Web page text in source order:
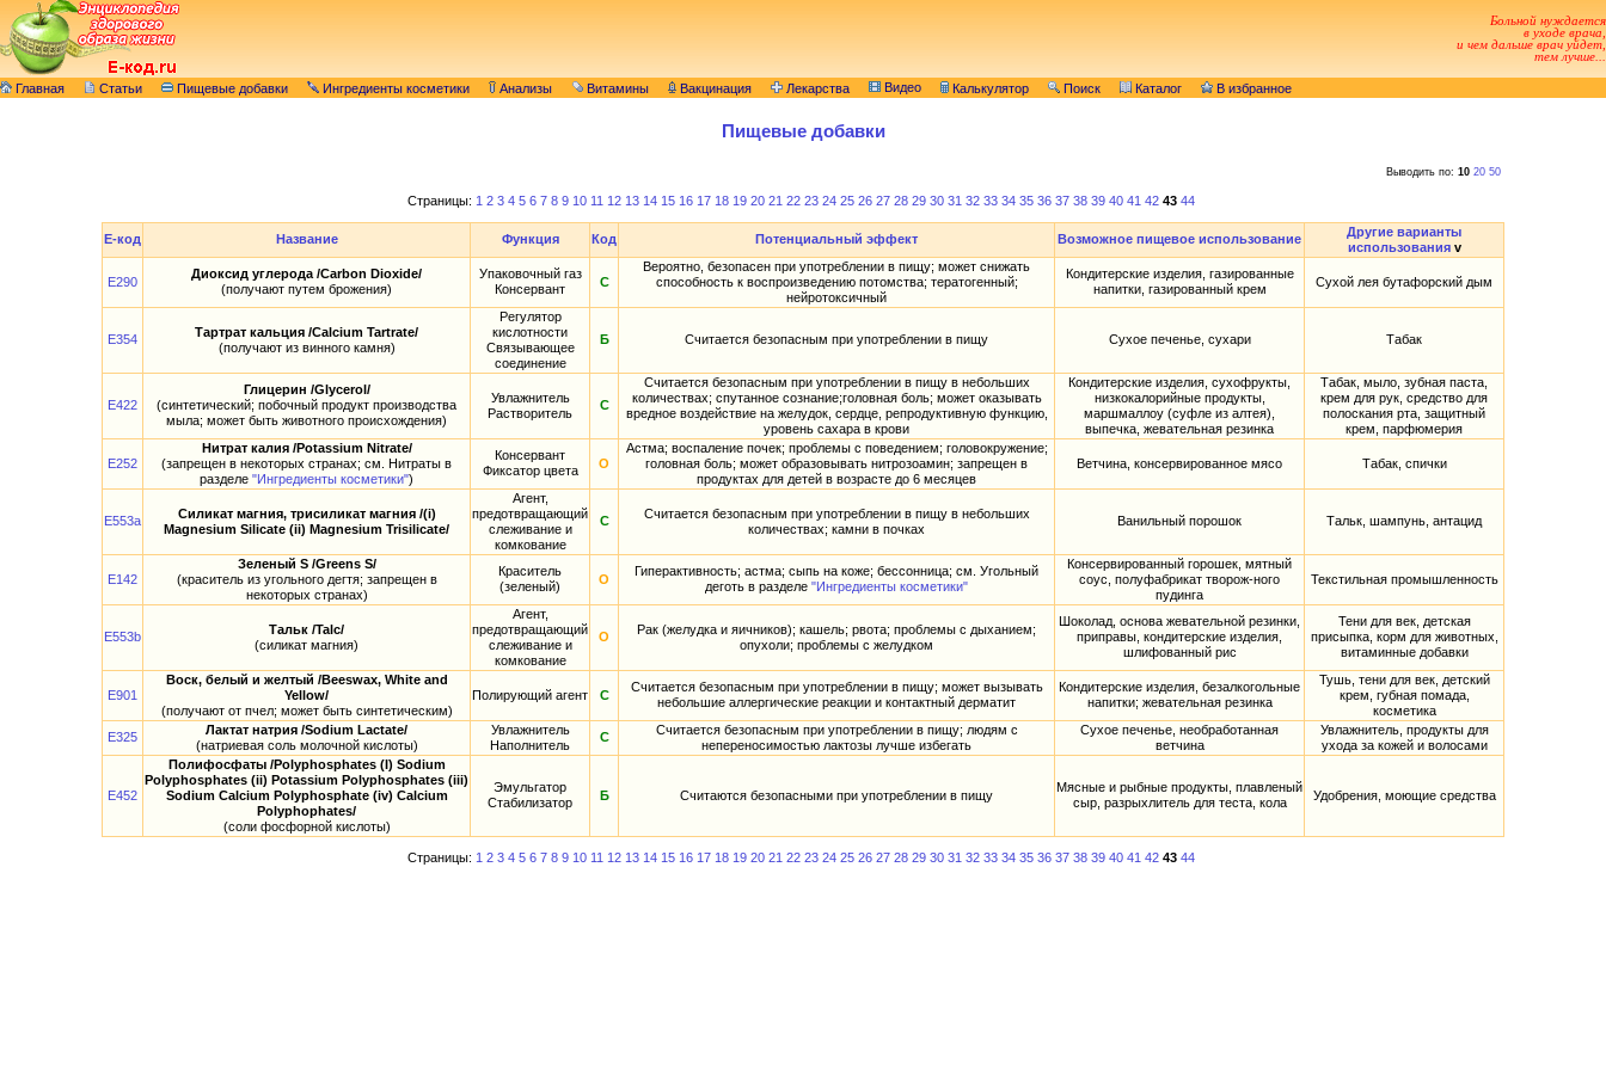
Больной нуждается
в уходе врача,
и чем дальше врач уйдет,
тем лучше...
Главная Статьи Пищевые добавки Ингредиенты косметики Анализы Витамины Вакцинация Лекарства Видео Калькулятор Поиск Каталог В избранное
Пищевые добавки
Выводить по: 10 20 50
Страницы: 1 2 3 4 5 6 7 8 9 10 11 12 13 14 15 16 17 18 19 20 21 22 23 24 25 26 27 28 29 30 31 32 33 34 35 36 37 38 39 40 41 42 43 44
E-код Название Функция Код Потенциальный эффект Возможное пищевое использование
Другие варианты
использованияv
E290
Диоксид углерода /Carbon Dioxide/
(получают путем брожения)
Упаковочный газ
Консервант
С
Вероятно, безопасен при употреблении в пищу; может снижать
способность к воспроизведению потомства; тератогенный;
нейротоксичный
Кондитерские изделия, газированные
напитки, газированный крем
Сухой лея бутафорский дым
E354
Тартрат кальция /Calcium Tartrate/
(получают из винного камня)
Регулятор
кислотности
Связывающее
соединение
Б Считается безопасным при употреблении в пищу Сухое печенье, сухари Табак
E422
Глицерин /Glycerol/
(синтетический; побочный продукт производства
мыла; может быть животного происхождения)
Увлажнитель
Растворитель
С
Считается безопасным при употреблении в пищу в небольших
количествах; спутанное сознание;головная боль; может оказывать
вредное воздействие на желудок, сердце, репродуктивную функцию,
уровень сахара в крови
Кондитерские изделия, сухофрукты,
низкокалорийные продукты,
маршмаллоу (суфле из алтея),
выпечка, жевательная резинка
Табак, мыло, зубная паста,
крем для рук, средство для
полоскания рта, защитный
крем, парфюмерия
E252
Нитрат калия /Potassium Nitrate/
(запрещен в некоторых странах; см. Нитраты в
разделе "Ингредиенты косметики")
Консервант
Фиксатор цвета
О
Астма; воспаление почек; проблемы с поведением; головокружение;
головная боль; может образовывать нитрозоамин; запрещен в
продуктах для детей в возрасте до 6 месяцев
Ветчина, консервированное мясо Табак, спички
E553a
Силикат магния, трисиликат магния /(i)
Magnesium Silicate (ii) Magnesium Trisilicate/
Агент,
предотвращающий
слеживание и
комкование
С
Считается безопасным при употреблении в пищу в небольших
количествах; камни в почках
Ванильный порошок Тальк, шампунь, антацид
E142
Зеленый S /Greens S/
(краситель из угольного дегтя; запрещен в
некоторых странах)
Краситель
(зеленый)
О
Гиперактивность; астма; сыпь на коже; бессонница; см. Угольный
деготь в разделе "Ингредиенты косметики"
Консервированный горошек, мятный
соус, полуфабрикат творож-ного
пудинга
Текстильная промышленность
E553b
Тальк /Talc/
(силикат магния)
Агент,
предотвращающий
слеживание и
комкование
О
Рак (желудка и яичников); кашель; рвота; проблемы с дыханием;
опухоли; проблемы с желудком
Шоколад, основа жевательной резинки,
приправы, кондитерские изделия,
шлифованный рис
Тени для век, детская
присыпка, корм для животных,
витаминные добавки
E901
Воск, белый и желтый /Beeswax, White and
Yellow/
(получают от пчел; может быть синтетическим)
Полирующий агент С
Считается безопасным при употреблении в пищу; может вызывать
небольшие аллергические реакции и контактный дерматит
Кондитерские изделия, безалкогольные
напитки; жевательная резинка
Тушь, тени для век, детский
крем, губная помада,
косметика
E325
Лактат натрия /Sodium Lactate/
(натриевая соль молочной кислоты)
Увлажнитель
Наполнитель
С
Считается безопасным при употреблении в пищу; людям с
непереносимостью лактозы лучше избегать
Сухое печенье, необработанная
ветчина
Увлажнитель, продукты для
ухода за кожей и волосами
E452
Полифосфаты /Polyphosphates (I) Sodium
Polyphosphates (ii) Potassium Polyphosphates (iii)
Sodium Calcium Polyphosphate (iv) Calcium
Polyphophates/
(соли фосфорной кислоты)
Эмульгатор
Стабилизатор
Б Считаются безопасными при употреблении в пищу
Мясные и рыбные продукты, плавленый
сыр, разрыхлитель для теста, кола
Удобрения, моющие средства
Страницы: 1 2 3 4 5 6 7 8 9 10 11 12 13 14 15 16 17 18 19 20 21 22 23 24 25 26 27 28 29 30 31 32 33 34 35 36 37 38 39 40 41 42 43 44